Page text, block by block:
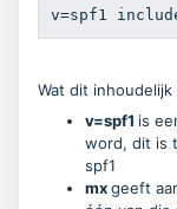
v=spf1
Wat dit
v=spf1 is
word, dit is
spf1
mxgeeft